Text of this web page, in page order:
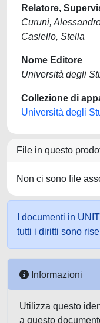
Relatore,
Curuni,
Casiello, Stella
Nome Editore
Università degli
Collezione di
Università degli
File in questo
Non ci sono file
I documenti in
tutti i diritti sono
Informazioni
Utilizza questo
a questo